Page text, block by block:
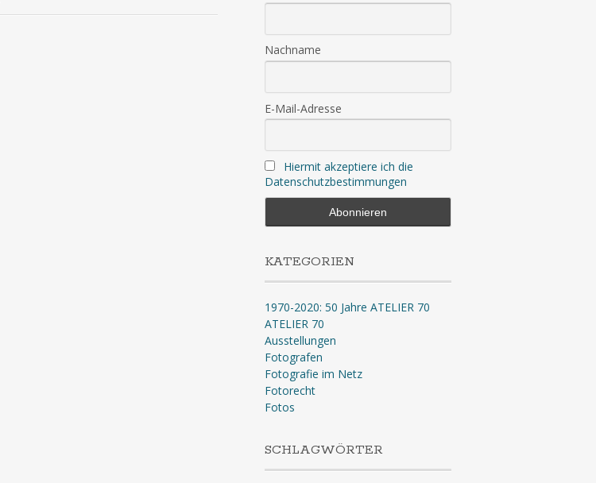
Nachname
E-Mail-Adresse
Hiermit akzeptiere ich die
Datenschutzbestimmungen
KATEGORIEN
1970-2020: 50 Jahre ATELIER 70
ATELIER 70
Ausstellungen
Fotografen
Fotografie im Netz
Fotorecht
Fotos
SCHLAGWÖRTER